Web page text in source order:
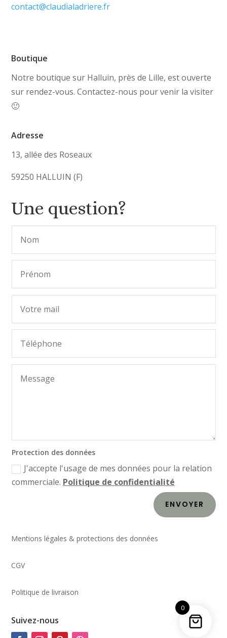
contact@claudialadriere.fr
Boutique
Notre boutique sur Halluin, près de Lille, est ouverte
sur rendez-vous. Contactez-nous pour venir la visiter
🙂
Adresse
13, allée des Roseaux
59250 HALLUIN (F)
Une question?
Protection des données
J'accepte l'usage de mes données pour la relation
commerciale. Politique de confidentialité
ENVOYER
Mentions légales & protections des données
CGV
Politique de livraison
Suivez-nous
0